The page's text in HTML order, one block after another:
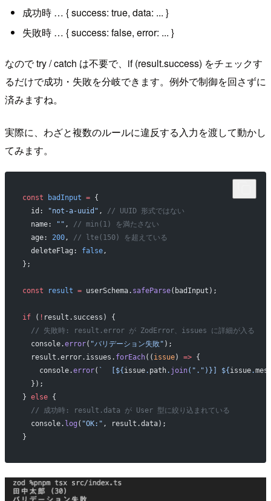
成功時 … { success: true, data: ... }
失敗時 … { success: false, error: ... }
なので try / catch は不要で、if (result.success) をチェックす
るだけで成功・失敗を分岐できます。例外で制御を回さずに
済みますね。
実際に、わざと複数のルールに違反する入力を渡して動かし
てみます。
const badInput = {
  id:
"not-a-uuid" , // UUID 形式ではない
  name:
"" , // min(1) を満たさない
  age:
200, // lte(150) を超えている
  deleteFlag:
false,
};
const result = userSchema. safeParse(badInput);
if ( ! result.success) {
  // 失敗時: result.error が ZodError、issues に詳細が入る
  console.
error( "バリデーション失敗" );
  result.error.issues.
forEach(( issue) => {
    console.
error( `  [${ issue. path. join( "." ) }] ${ issue.
  });
} else {
  // 成功時: result.data が User 型に絞り込まれている
  console.
log ( "OK:" , result.data);
}